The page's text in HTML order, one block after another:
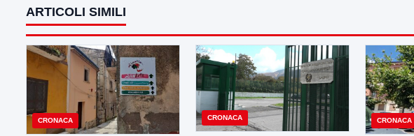
ARTICOLI SIMILI
CRONACA CRONACA CRONACA